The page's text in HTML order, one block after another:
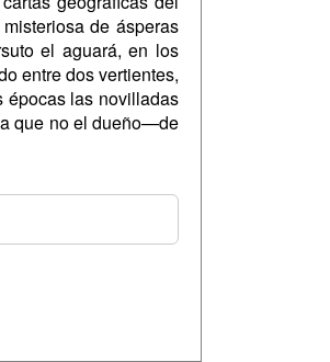
de ásperas
el aguará, en los
entre dos vertientes,
épocas las novilladas
que no el dueño—de